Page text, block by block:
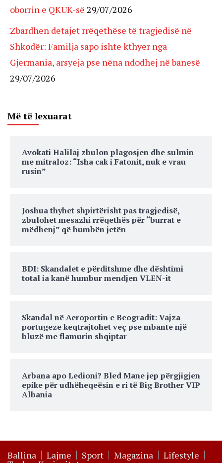
oborrin e QKUK-së 29/07/2026
Zbardhen detajet rrëqethëse të tragjedisë në
Shkodër: Familja sapo ishte kthyer nga
Gjermania, arsyeja pse nëna ndodhej në banesë
29/07/2026
Më të lexuarat
Avokati Halilaj zbulon plagosjen dhe sulmin
me mitraloz: “Isha cak i Fatonit, nuk e vrau
rusin”
Joshua thyhet shpirtërisht pas tragjedisë,
zbulohet mesazhi rrëqethës për “burrat e
mëdhenj” që humbën jetën
BDI: Skandalet e përditshme dhe dështimi
total ia kanë humbur mendjen VLEN-it
Skandal në Aeroportin e Beogradit: Vajza
portugeze keqtrajtohet veç pse mbante një
bluzë me flamurin shqiptar
Arbana apo Ledioni? Bled Mane jep përgjigjen
epike për udhëheqeësin e ri të Big Brother VIP
Albania
Ballina Lajme Sport Magazina Lifestyle